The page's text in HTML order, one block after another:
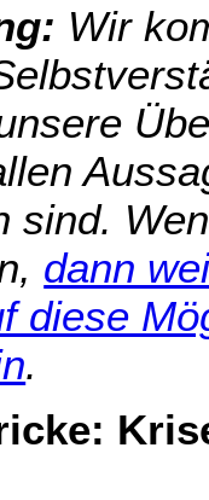
Wir
sind.
dann
diese
.